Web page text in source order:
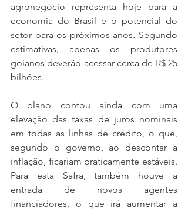
agronegócio representa hoje para a
economia do Brasil e o potencial do
setor para os próximos anos. Segundo
estimativas, apenas os produtores
goianos deverão acessar cerca de R$ 25
bilhões.
O plano contou ainda com uma
elevação das taxas de juros nominais
em todas as linhas de crédito, o que,
segundo o governo, ao descontar a
inflação, ficariam praticamente estáveis.
Para esta Safra, também houve a
entrada de novos agentes
financiadores, o que irá aumentar a